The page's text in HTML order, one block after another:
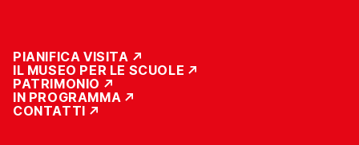
PIANIFICA VISITA
IL MUSEO PER LE SCUOLE
PATRIMONIO
IN PROGRAMMA
CONTATTI